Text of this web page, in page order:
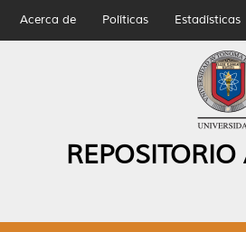
Acerca de Políticas Estadísticas